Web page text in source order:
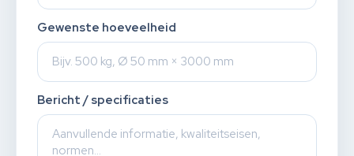
Gewenste hoeveelheid
Bericht / specificaties